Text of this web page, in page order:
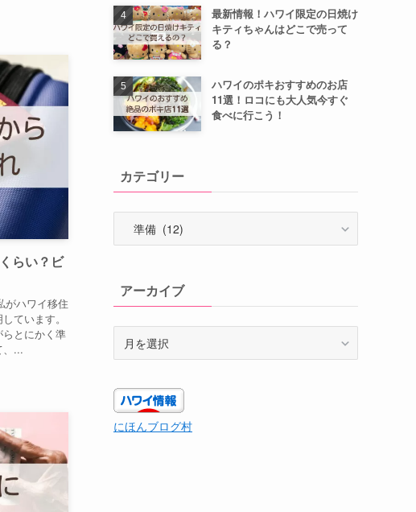
らい？ビ
ハワイ移住
ています。
とにかく準
、...
最新情報！ハワイ限定の日焼け
キティちゃんはどこで売って
る？
ハワイのポキおすすめのお店
11選！ロコにも大人気今すぐ
食べに行こう！
カテゴリー
ーアーカイブ
イ
ブ
にほんブログ村